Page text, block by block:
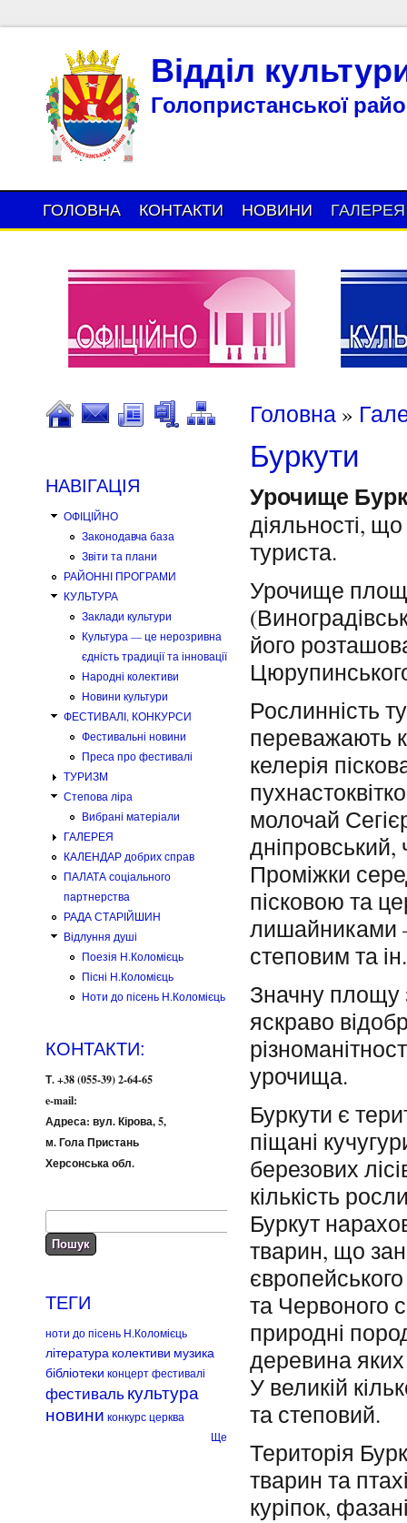
Відділ
Голопристанської
ГОЛОВНА КОНТАКТИ НОВИНИ ГАЛЕРЕЯ
НАВІГАЦІЯ
ОФІЦІЙНО
Законодавча база
Звіти та плани
РАЙОННІ ПРОГРАМИ
КУЛЬТУРА
Заклади культури
Культура — це нерозривна
єдність традиції та інновації
Народні колективи
Новини культури
ФЕСТИВАЛІ, КОНКУРСИ
Фестивальні новини
Преса про фестивалі
ТУРИЗМ
Степова ліра
Вибрані матеріали
ГАЛЕРЕЯ
КАЛЕНДАР добрих справ
ПАЛАТА соціального
партнерства
РАДА СТАРІЙШИН
Відлуння душі
Поезія Н.Коломієць
Пісні Н.Коломієць
Ноти до пісень Н.Коломієць
КОНТАКТИ:
Т. +38 (055-39) 2-64-65
e-mail:
Адреса: вул. Кірова, 5,
м. Гола Пристань
Херсонська обл.
ТЕГИ
ноти до пісень Н.Коломієць
література колективи музика
бібліотеки концертфестивалі
фестивалькультура
новини конкурсцерква
Ще
Ви є тут
Головна »
Буркути
Урочище
діяльності, що
туриста.
Урочище
його
Рослинність
переважають
келерія
молочай
Проміжки
пісковою та
лишайниками
степовим та ін.
Значну площу
яскраво
урочища.
Буркути є
піщані
березових
кількість
Буркут
тварин, що
та Червоного
природні
деревина
У великій
та степовий.
Територія
тварин та
куріпок,